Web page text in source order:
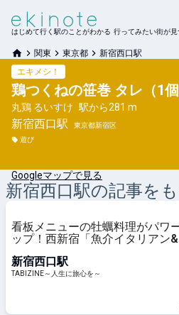
はじめて行く駅のことがわかる 行ってみたい街が見
関東 東京都 新宿西口駅
エキメシ！
鶏つくねの笹巻 タレ（1
丸鶏 るいすけ 駅から281 m
新宿西口駅
東京都新宿区
遊び
Googleマップで見る
新宿西口駅の記事を
看板メニューの牡蠣料理がパワ
ップ！西新宿「魚介イタリアン&
新宿西口駅
TABIZINE～人生に旅心を～